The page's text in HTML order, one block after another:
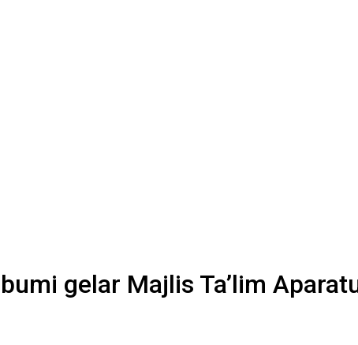
gelar Majlis Ta’lim